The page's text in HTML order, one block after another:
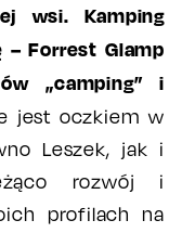
wsi. Kamping
Forrest Glamp
„camping” i
jest oczkiem w
Leszek, jak i
rozwój i
profilach na